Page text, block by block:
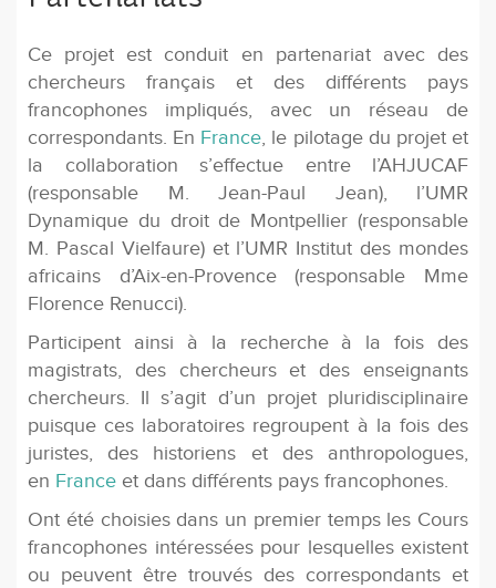
Ce projet est conduit en partenariat avec des
chercheurs français et des différents pays
francophones impliqués, avec un réseau de
correspondants. En France, le pilotage du projet et
la collaboration s’effectue entre l’AHJUCAF
(responsable M. Jean-Paul Jean), l’UMR
Dynamique du droit de Montpellier (responsable
M. Pascal Vielfaure) et l’UMR Institut des mondes
africains d’Aix-en-Provence (responsable Mme
Florence Renucci).
Participent ainsi à la recherche à la fois des
magistrats, des chercheurs et des enseignants
chercheurs. Il s’agit d’un projet pluridisciplinaire
puisque ces laboratoires regroupent à la fois des
juristes, des historiens et des anthropologues,
en France et dans différents pays francophones.
Ont été choisies dans un premier temps les Cours
francophones intéressées pour lesquelles existent
ou peuvent être trouvés des correspondants et